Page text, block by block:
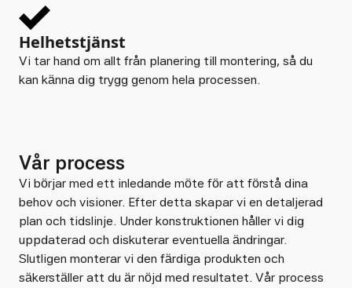
Helhetstjänst
Vi tar hand om allt från planering till montering, så du
kan känna dig trygg genom hela processen.
Vår process
Vi börjar med ett inledande möte för att förstå dina
behov och visioner. Efter detta skapar vi en detaljerad
plan och tidslinje. Under konstruktionen håller vi dig
uppdaterad och diskuterar eventuella ändringar.
Slutligen monterar vi den färdiga produkten och
säkerställer att du är nöjd med resultatet. Vår process